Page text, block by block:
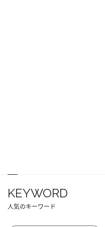
KEYWORD
人気のキーワード